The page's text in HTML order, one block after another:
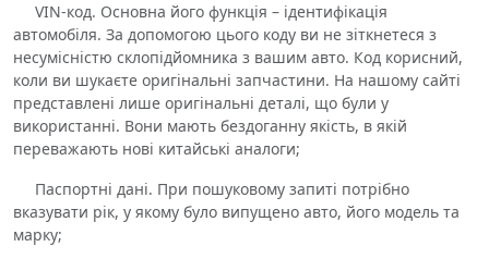
VIN-код. Основна його функція – ідентифікація
автомобіля. За допомогою цього коду ви не зіткнетеся з
несумісністю склопідйомника з вашим авто. Код корисний,
коли ви шукаєте оригінальні запчастини. На нашому сайті
представлені лише оригінальні деталі, що були у
використанні. Вони мають бездоганну якість, в якій
переважають нові китайські аналоги;
Паспортні дані. При пошуковому запиті потрібно
вказувати рік, у якому було випущено авто, його модель та
марку;